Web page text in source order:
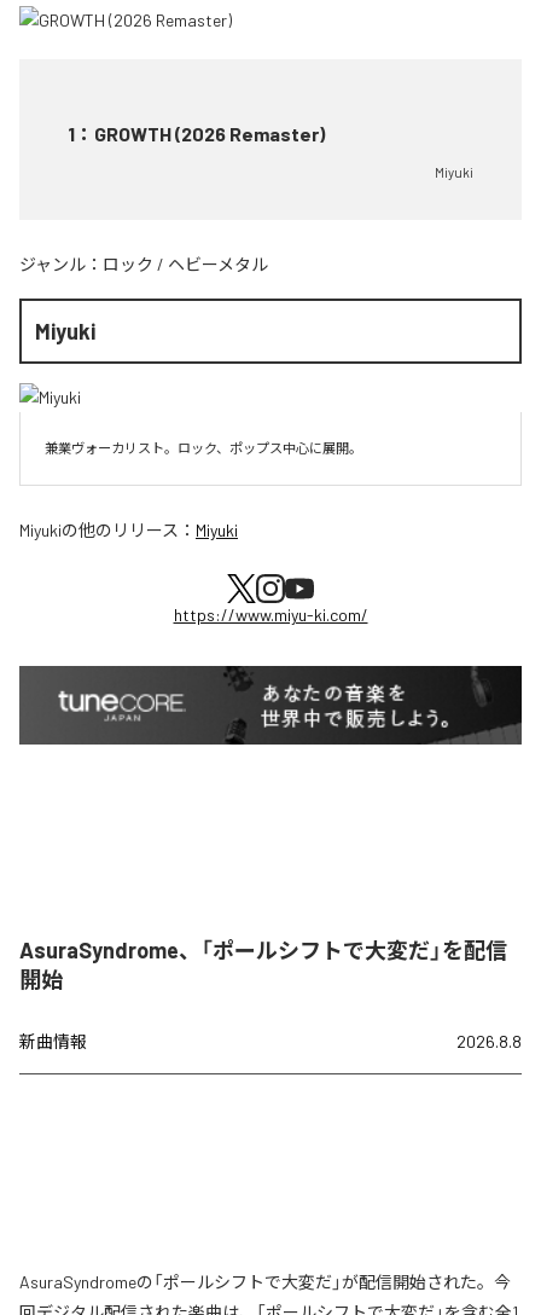
1 ： GROWTH (2026 Remaster)
Miyuki
ジャンル： ロック / ヘビーメタル
Miyuki
兼業ヴォーカリスト。ロック、ポップス中心に展開。
Miyukiの他のリリース： Miyuki
https://www.miyu-ki.com/
AsuraSyndrome、「ポールシフトで大変だ」を配信
開始
新曲情報 2026.8.8
AsuraSyndromeの「ポールシフトで大変だ」が配信開始された。今